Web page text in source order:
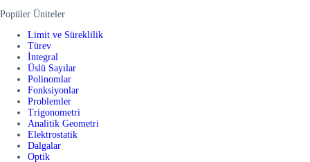
Popüler Üniteler
Limit ve Süreklilik
Türev
İntegral
Üslü Sayılar
Polinomlar
Fonksiyonlar
Problemler
Trigonometri
Analitik Geometri
Elektrostatik
Dalgalar
Optik